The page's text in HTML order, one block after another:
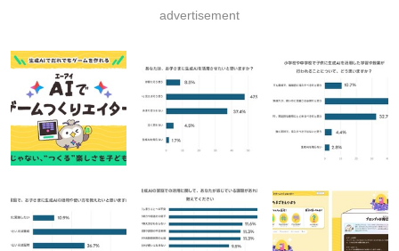
advertisement